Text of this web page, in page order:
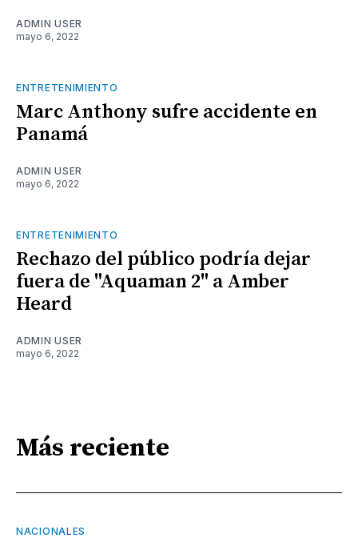
ADMIN USER
mayo 6, 2022
ENTRETENIMIENTO
Marc Anthony sufre accidente en
Panamá
ADMIN USER
mayo 6, 2022
ENTRETENIMIENTO
Rechazo del público podría dejar
fuera de "Aquaman 2" a Amber
Heard
ADMIN USER
mayo 6, 2022
Más reciente
NACIONALES